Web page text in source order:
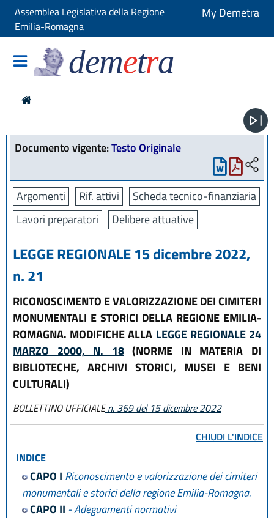
Assemblea Legislativa della Regione
Emilia-Romagna
My Demetra
demetra
Documento vigente:Testo Originale
Argomenti Rif. attivi
Scheda tecnico-finanziaria
Lavori preparatori
Delibere attuative
LEGGE REGIONALE 15 dicembre 2022,
n. 21
RICONOSCIMENTO E VALORIZZAZIONE DEI CIMITERI
MONUMENTALI E STORICI DELLA REGIONE EMILIA-
ROMAGNA. MODIFICHE ALLA LEGGE REGIONALE 24
MARZO 2000, N. 18(NORME IN MATERIA DI
BIBLIOTECHE, ARCHIVI STORICI, MUSEI E BENI
CULTURALI)
BOLLETTINO UFFICIALEn. 369 del 15 dicembre 2022
CHIUDI L'INDICE
INDICE
CAPO I Riconoscimento e valorizzazione dei cimiteri
monumentali e storici della regione Emilia-Romagna.
CAPO II - Adeguamenti normativi